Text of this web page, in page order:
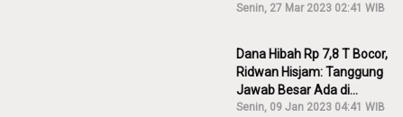
Sekali Kalau Ada yang
Senin, 27 Mar 2023 02:41 WIB
Dana Hibah Rp 7,8 T Bocor,
Ridwan Hisjam: Tanggung
Jawab Besar Ada di
Pemprov, Bukan DPRD Jatim!
Senin, 09 Jan 2023 04:41 WIB